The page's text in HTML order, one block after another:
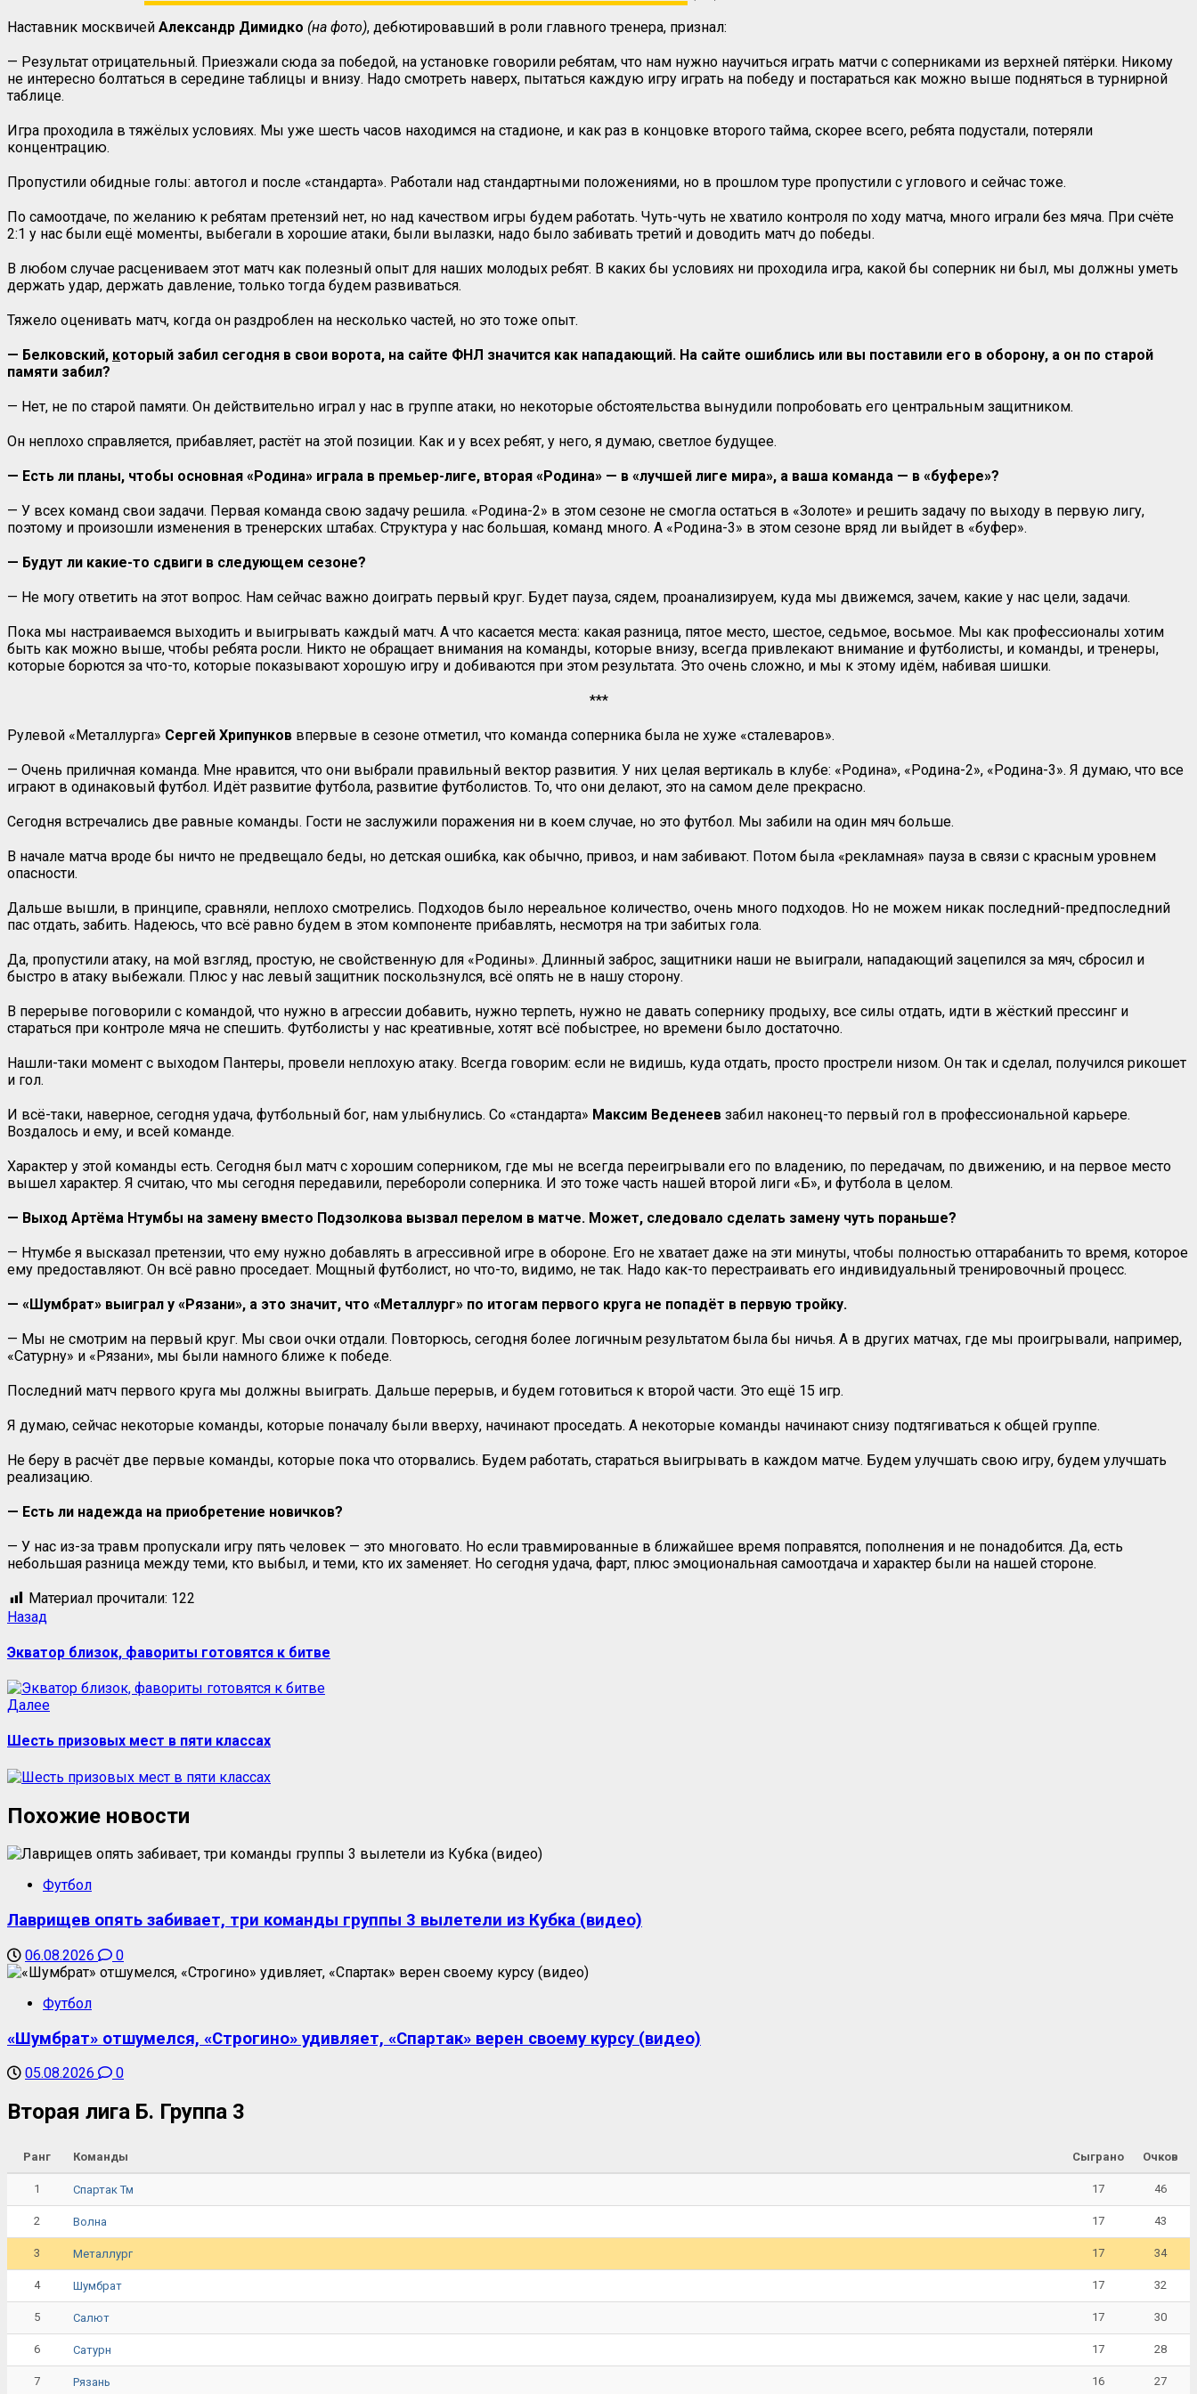
Наставник москвичей Александр Димидко (на фото), дебютировавший в роли главного тренера, признал:
— Результат отрицательный. Приезжали сюда за победой, на установке говорили ребятам, что нам нужно научиться играть матчи с соперниками из верхней пятёрки. Никому
не интересно болтаться в середине таблицы и внизу. Надо смотреть наверх, пытаться каждую игру играть на победу и постараться как можно выше подняться в турнирной
таблице.
Игра проходила в тяжёлых условиях. Мы уже шесть часов находимся на стадионе, и как раз в концовке второго тайма, скорее всего, ребята подустали, потеряли
концентрацию.
Пропустили обидные голы: автогол и после «стандарта». Работали над стандартными положениями, но в прошлом туре пропустили с углового и сейчас тоже.
По самоотдаче, по желанию к ребятам претензий нет, но над качеством игры будем работать. Чуть-чуть не хватило контроля по ходу матча, много играли без мяча. При счёте
2:1 у нас были ещё моменты, выбегали в хорошие атаки, были вылазки, надо было забивать третий и доводить матч до победы.
В любом случае расцениваем этот матч как полезный опыт для наших молодых ребят. В каких бы условиях ни проходила игра, какой бы соперник ни был, мы должны уметь
держать удар, держать давление, только тогда будем развиваться.
Тяжело оценивать матч, когда он раздроблен на несколько частей, но это тоже опыт.
— Белковский, который забил сегодня в свои ворота, на сайте ФНЛ значится как нападающий. На сайте ошиблись или вы поставили его в оборону, а он по старой
памяти забил?
— Нет, не по старой памяти. Он действительно играл у нас в группе атаки, но некоторые обстоятельства вынудили попробовать его центральным защитником.
Он неплохо справляется, прибавляет, растёт на этой позиции. Как и у всех ребят, у него, я думаю, светлое будущее.
— Есть ли планы, чтобы основная «Родина» играла в премьер-лиге, вторая «Родина» — в «лучшей лиге мира», а ваша команда — в «буфере»?
— У всех команд свои задачи. Первая команда свою задачу решила. «Родина-2» в этом сезоне не смогла остаться в «Золоте» и решить задачу по выходу в первую лигу,
поэтому и произошли изменения в тренерских штабах. Структура у нас большая, команд много. А «Родина-3» в этом сезоне вряд ли выйдет в «буфер».
— Будут ли какие-то сдвиги в следующем сезоне?
— Не могу ответить на этот вопрос. Нам сейчас важно доиграть первый круг. Будет пауза, сядем, проанализируем, куда мы движемся, зачем, какие у нас цели, задачи.
Пока мы настраиваемся выходить и выигрывать каждый матч. А что касается места: какая разница, пятое место, шестое, седьмое, восьмое. Мы как профессионалы хотим
быть как можно выше, чтобы ребята росли. Никто не обращает внимания на команды, которые внизу, всегда привлекают внимание и футболисты, и команды, и тренеры,
которые борются за что-то, которые показывают хорошую игру и добиваются при этом результата. Это очень сложно, и мы к этому идём, набивая шишки.
***
Рулевой «Металлурга» Сергей Хрипунков впервые в сезоне отметил, что команда соперника была не хуже «сталеваров».
— Очень приличная команда. Мне нравится, что они выбрали правильный вектор развития. У них целая вертикаль в клубе: «Родина», «Родина-2», «Родина-3». Я думаю, что все
играют в одинаковый футбол. Идёт развитие футбола, развитие футболистов. То, что они делают, это на самом деле прекрасно.
Сегодня встречались две равные команды. Гости не заслужили поражения ни в коем случае, но это футбол. Мы забили на один мяч больше.
В начале матча вроде бы ничто не предвещало беды, но детская ошибка, как обычно, привоз, и нам забивают. Потом была «рекламная» пауза в связи с красным уровнем
опасности.
Дальше вышли, в принципе, сравняли, неплохо смотрелись. Подходов было нереальное количество, очень много подходов. Но не можем никак последний-предпоследний
пас отдать, забить. Надеюсь, что всё равно будем в этом компоненте прибавлять, несмотря на три забитых гола.
Да, пропустили атаку, на мой взгляд, простую, не свойственную для «Родины». Длинный заброс, защитники наши не выиграли, нападающий зацепился за мяч, сбросил и
быстро в атаку выбежали. Плюс у нас левый защитник поскользнулся, всё опять не в нашу сторону.
В перерыве поговорили с командой, что нужно в агрессии добавить, нужно терпеть, нужно не давать сопернику продыху, все силы отдать, идти в жёсткий прессинг и
стараться при контроле мяча не спешить. Футболисты у нас креативные, хотят всё побыстрее, но времени было достаточно.
Нашли-таки момент с выходом Пантеры, провели неплохую атаку. Всегда говорим: если не видишь, куда отдать, просто прострели низом. Он так и сделал, получился рикошет
и гол.
И всё-таки, наверное, сегодня удача, футбольный бог, нам улыбнулись. Со «стандарта» Максим Веденеев забил наконец-то первый гол в профессиональной карьере.
Воздалось и ему, и всей команде.
Характер у этой команды есть. Сегодня был матч с хорошим соперником, где мы не всегда переигрывали его по владению, по передачам, по движению, и на первое место
вышел характер. Я считаю, что мы сегодня передавили, перебороли соперника. И это тоже часть нашей второй лиги «Б», и футбола в целом.
— Выход Артёма Нтумбы на замену вместо Подзолкова вызвал перелом в матче. Может, следовало сделать замену чуть пораньше?
— Нтумбе я высказал претензии, что ему нужно добавлять в агрессивной игре в обороне. Его не хватает даже на эти минуты, чтобы полностью оттарабанить то время, которое
ему предоставляют. Он всё равно проседает. Мощный футболист, но что-то, видимо, не так. Надо как-то перестраивать его индивидуальный тренировочный процесс.
— «Шумбрат» выиграл у «Рязани», а это значит, что «Металлург» по итогам первого круга не попадёт в первую тройку.
— Мы не смотрим на первый круг. Мы свои очки отдали. Повторюсь, сегодня более логичным результатом была бы ничья. А в других матчах, где мы проигрывали, например,
«Сатурну» и «Рязани», мы были намного ближе к победе.
Последний матч первого круга мы должны выиграть. Дальше перерыв, и будем готовиться к второй части. Это ещё 15 игр.
Я думаю, сейчас некоторые команды, которые поначалу были вверху, начинают проседать. А некоторые команды начинают снизу подтягиваться к общей группе.
Не беру в расчёт две первые команды, которые пока что оторвались. Будем работать, стараться выигрывать в каждом матче. Будем улучшать свою игру, будем улучшать
реализацию.
— Есть ли надежда на приобретение новичков?
— У нас из-за травм пропускали игру пять человек — это многовато. Но если травмированные в ближайшее время поправятся, пополнения и не понадобится. Да, есть
небольшая разница между теми, кто выбыл, и теми, кто их заменяет. Но сегодня удача, фарт, плюс эмоциональная самоотдача и характер были на нашей стороне.
Материал прочитали: 122
Назад
Экватор близок, фавориты готовятся к битве
Далее
Шесть призовых мест в пяти классах
Похожие новости
Футбол
Лаврищев опять забивает, три команды группы 3 вылетели из Кубка (видео)
06.08.2026 0
Футбол
«Шумбрат» отшумелся, «Строгино» удивляет, «Спартак» верен своему курсу (видео)
05.08.2026 0
Вторая лига Б. Группа 3
Ранг Команды Сыграно Очков
1 Спартак Тм 17 46
2 Волна 17 43
3 Металлург 17 34
4 Шумбрат 17 32
5 Салют 17 30
6 Сатурн 17 28
7 Рязань 16 27